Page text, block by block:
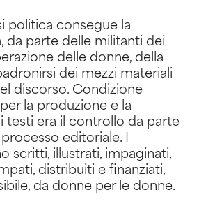
politica consegue la
da parte delle militanti dei
delle donne, della
dei mezzi materiali
discorso. Condizione
la produzione e la
testi era il controllo da parte
editoriale. I
scritti, illustrati, impaginati,
distribuiti e finanziati,
da donne per le donne.